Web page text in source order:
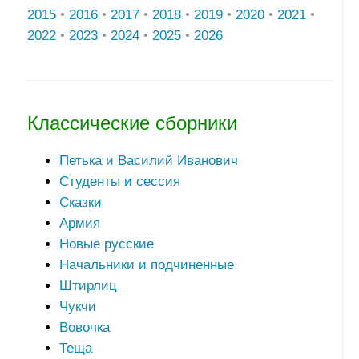
2015 • 2016 • 2017 • 2018 • 2019 • 2020 • 2021 •
2022 • 2023 • 2024 • 2025 • 2026
Классические сборники
Петька и Василий Иванович
Студенты и сессия
Сказки
Армия
Новые русские
Начальники и подчиненные
Штирлиц
Чукчи
Вовочка
Теща